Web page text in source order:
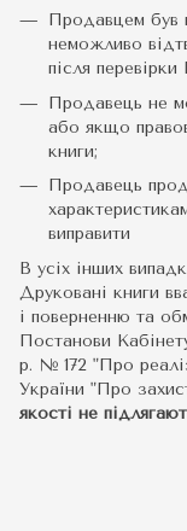
Продавцем був
неможливо
після
Продавець не
або якщо
книги;
Продавець
виправити
В усіх інших
Друковані книги
і поверненню та
Постанови
р. № 172 "Про
України "Про
якості не